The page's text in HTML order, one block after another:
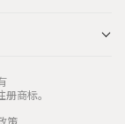
商标。
策